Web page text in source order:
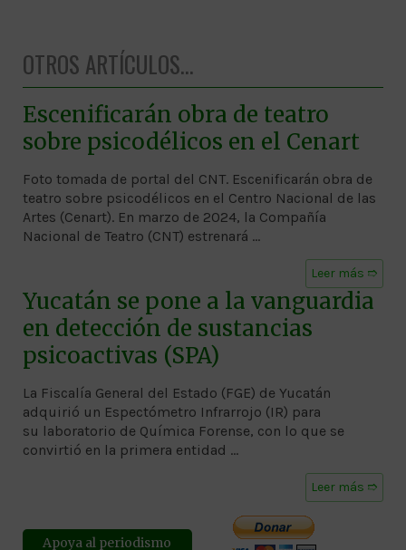
OTROS ARTÍCULOS...
Escenificarán obra de teatro
sobre psicodélicos en el Cenart
Foto tomada de portal del CNT. Escenificarán obra de
teatro sobre psicodélicos en el Centro Nacional de las
Artes (Cenart). En marzo de 2024, la Compañía
Nacional de Teatro (CNT) estrenará …
Leer más ➱
Yucatán se pone a la vanguardia
en detección de sustancias
psicoactivas (SPA)
La Fiscalía General del Estado (FGE) de Yucatán
adquirió un Espectómetro Infrarrojo (IR) para
su laboratorio de Química Forense, con lo que se
convirtió en la primera entidad …
Leer más ➱
Apoya al periodismo